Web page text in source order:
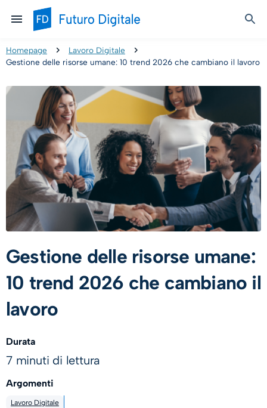
Homepage
Lavoro Digitale
Gestione delle risorse umane: 10 trend 2026 che cambiano il lavoro
Gestione delle risorse umane:
10 trend 2026 che cambiano il
lavoro
Durata
7 minuti di lettura
Argomenti
Lavoro Digitale